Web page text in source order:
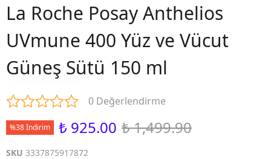
La Roche Posay Anthelios
UVmune 400 Yüz ve Vücut
Güneş Sütü 150 ml
0 Değerlendirme
%38 İndirim ₺ 925.00 ₺ 1,499.90
SKU 3337875917872